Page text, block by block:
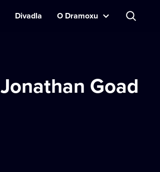
Divadla O Dramoxu
Jonathan Goad